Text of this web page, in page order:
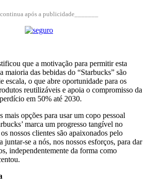
após a publicidade_______
que a motivação para permitir esta
maioria das bebidas do “Starbucks” são
escala, o que abre oportunidade para os
reutilizáveis ​​e apoia o compromisso da
em 50% até 2030.
mais opções para usar um copo pessoal
marca um progresso tangível no
nossos clientes são apaixonados pelo
juntar-se a nós, nos nossos esforços, para dar
independentemente da forma como